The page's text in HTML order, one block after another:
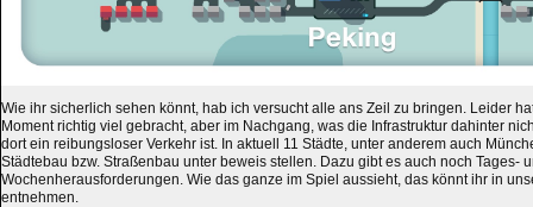
Wie ihr sicherlich sehen könnt, hab ich versucht alle ans Zeil zu bringen. Leider
Moment richtig viel gebracht, aber im Nachgang, was die Infrastruktur dahinter
dort ein reibungsloser Verkehr ist. In aktuell 11 Städte, unter anderem auch
Städtebau bzw. Straßenbau unter beweis stellen. Dazu gibt es auch noch Tages-
Wochenherausforderungen. Wie das ganze im Spiel aussieht, das könnt ihr in
entnehmen.